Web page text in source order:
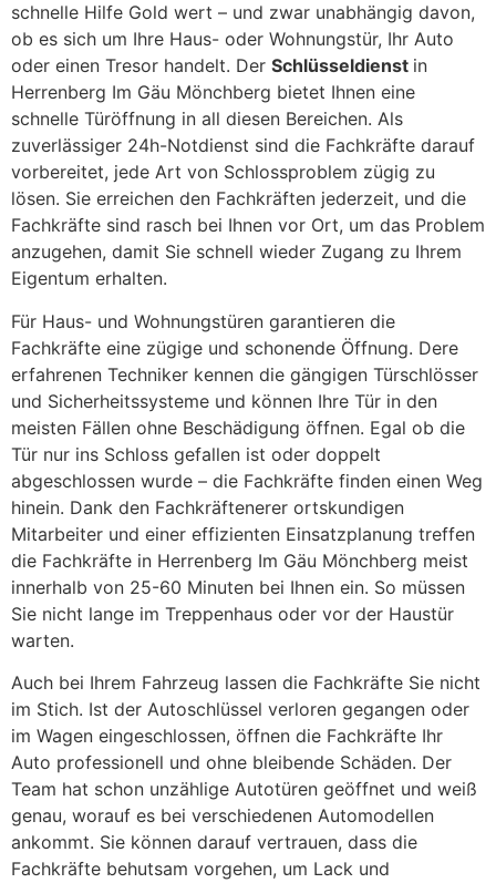
schnelle Hilfe Gold wert – und zwar unabhängig davon,
ob es sich um Ihre Haus- oder Wohnungstür, Ihr Auto
oder einen Tresor handelt. Der Schlüsseldienst in
Herrenberg Im Gäu Mönchberg bietet Ihnen eine
schnelle Türöffnung in all diesen Bereichen. Als
zuverlässiger 24h-Notdienst sind die Fachkräfte darauf
vorbereitet, jede Art von Schlossproblem zügig zu
lösen. Sie erreichen den Fachkräften jederzeit, und die
Fachkräfte sind rasch bei Ihnen vor Ort, um das Problem
anzugehen, damit Sie schnell wieder Zugang zu Ihrem
Eigentum erhalten.
Für Haus- und Wohnungstüren garantieren die
Fachkräfte eine zügige und schonende Öffnung. Dere
erfahrenen Techniker kennen die gängigen Türschlösser
und Sicherheitssysteme und können Ihre Tür in den
meisten Fällen ohne Beschädigung öffnen. Egal ob die
Tür nur ins Schloss gefallen ist oder doppelt
abgeschlossen wurde – die Fachkräfte finden einen Weg
hinein. Dank den Fachkräftenerer ortskundigen
Mitarbeiter und einer effizienten Einsatzplanung treffen
die Fachkräfte in Herrenberg Im Gäu Mönchberg meist
innerhalb von 25-60 Minuten bei Ihnen ein. So müssen
Sie nicht lange im Treppenhaus oder vor der Haustür
warten.
Auch bei Ihrem Fahrzeug lassen die Fachkräfte Sie nicht
im Stich. Ist der Autoschlüssel verloren gegangen oder
im Wagen eingeschlossen, öffnen die Fachkräfte Ihr
Auto professionell und ohne bleibende Schäden. Der
Team hat schon unzählige Autotüren geöffnet und weiß
genau, worauf es bei verschiedenen Automodellen
ankommt. Sie können darauf vertrauen, dass die
Fachkräfte behutsam vorgehen, um Lack und